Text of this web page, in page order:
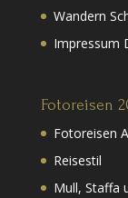
Wandern
Impressum
Fotoreisen
Fotoreisen
Reisestil
Mull, Staffa